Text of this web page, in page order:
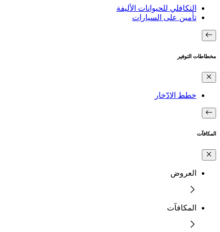
التكافلي للحيوانات الأليفة
تأمين على السيارات
مخطاطات التوفير
خطط الادّخار
المكافآت
العروض
المكافآت